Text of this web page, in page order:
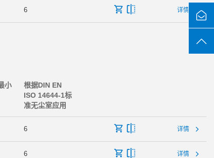
6 详情
小
根据DIN EN
ISO 14644-1标
准无尘室应用
6 详情
6 详情